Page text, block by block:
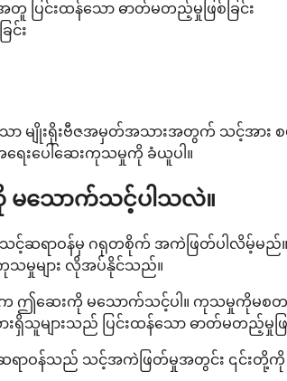
တူ ပြင်းထန်သော ဓာတ်မတည့်မှုဖြစ်ခြင်း
င်း
းရိုးဗီဇအမှတ်အသားအတွက် သင့်အား စမ်း
ေးပေါ်ဆေးကုသမှုကို ခံယူပါ။
ဆို မသောက်သင့်ပါသလဲ။
ဝန်မှ ဂရုတစိုက် အကဲဖြတ်ပါလိမ့်မည်။ အခ
ကုသမှုများ လိုအပ်နိုင်သည်။
ပါက ဤဆေးကို မသောက်သင့်ပါ။ ကုသမှုကိုမစ
းသည် ပြင်းထန်သော ဓာတ်မတည့်မှုဖြစ်နို
ာဝန်သည် သင့်အကဲဖြတ်မှုအတွင်း ၎င်းတို့ကို